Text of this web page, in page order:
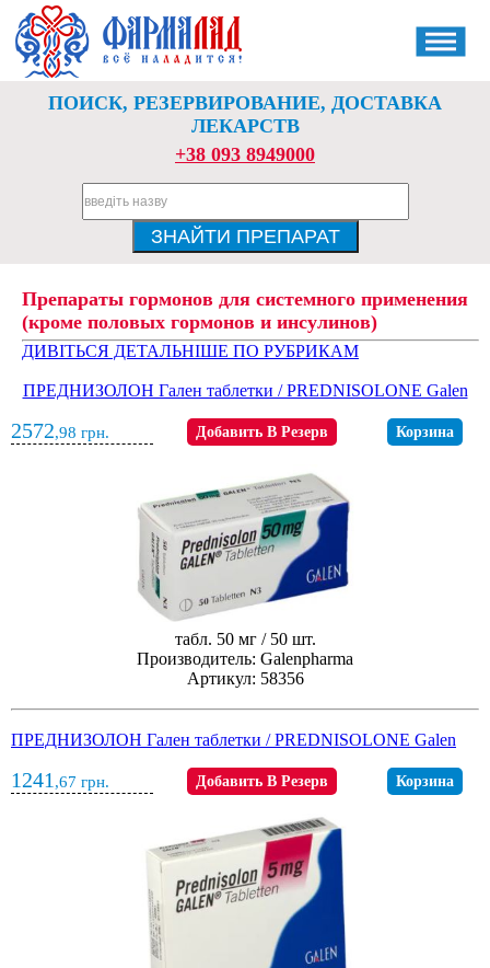
ПОИСК, РЕЗЕРВИРОВАНИЕ, ДОСТАВКА
ЛЕКАРСТВ
+38 093 8949000
Препараты гормонов для системного применения
(кроме половых гормонов и инсулинов)
ДИВІТЬСЯ ДЕТАЛЬНІШЕ ПО РУБРИКАМ
ПРЕДНИЗОЛОН Гален таблетки / PREDNISOLONE Galen
2572,98 грн. Добавить В Резерв Корзина
табл. 50 мг / 50 шт.
Производитель: Galenpharma
Артикул: 58356
ПРЕДНИЗОЛОН Гален таблетки / PREDNISOLONE Galen
1241 ,67 грн. Добавить В Резерв Корзина